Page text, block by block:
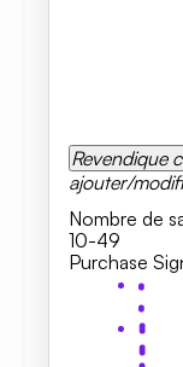
Revendique
ajouter/
Nombre de
10-49
Purchase